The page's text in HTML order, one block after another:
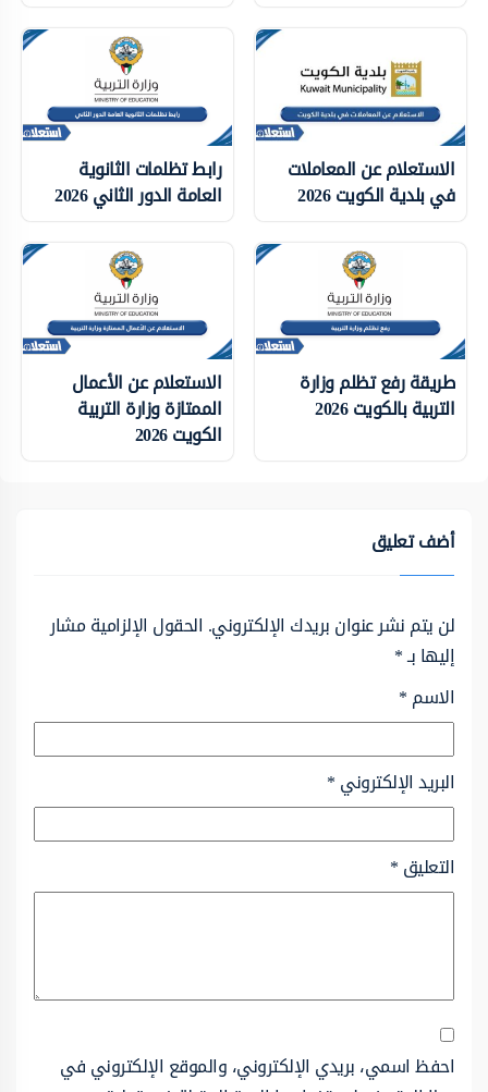
الاستعلام عن المعاملات
في بلدية الكويت 2026
رابط تظلمات الثانوية
العامة الدور الثاني 2026
طريقة رفع تظلم وزارة
التربية بالكويت 2026
الاستعلام عن الأعمال
الممتازة وزارة التربية
الكويت 2026
أضف تعليق
لن يتم نشر عنوان بريدك الإلكتروني. الحقول الإلزامية مشار
إليها بـ*
الاسم*
البريد الإلكتروني*
التعليق*
احفظ اسمي، بريدي الإلكتروني، والموقع الإلكتروني في